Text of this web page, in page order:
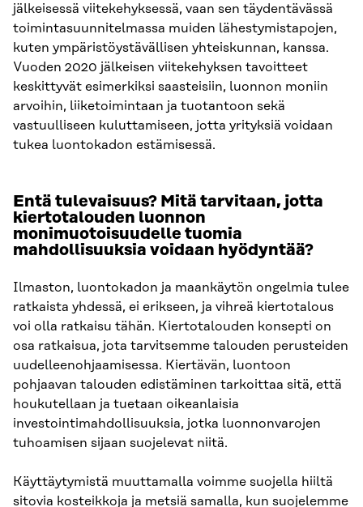
jälkeisessä viitekehyksessä, vaan sen täydentävässä
toimintasuunnitelmassa muiden lähestymistapojen,
kuten ympäristöystävällisen yhteiskunnan, kanssa.
Vuoden 2020 jälkeisen viitekehyksen tavoitteet
keskittyvät esimerkiksi saasteisiin, luonnon moniin
arvoihin, liiketoimintaan ja tuotantoon sekä
vastuulliseen kuluttamiseen, jotta yrityksiä voidaan
tukea luontokadon estämisessä.
Entä tulevaisuus? Mitä tarvitaan, jotta
kiertotalouden luonnon
monimuotoisuudelle tuomia
mahdollisuuksia voidaan hyödyntää?
Ilmaston, luontokadon ja maankäytön ongelmia tulee
ratkaista yhdessä, ei erikseen, ja vihreä kiertotalous
voi olla ratkaisu tähän. Kiertotalouden konsepti on
osa ratkaisua, jota tarvitsemme talouden perusteiden
uudelleenohjaamisessa. Kiertävän, luontoon
pohjaavan talouden edistäminen tarkoittaa sitä, että
houkutellaan ja tuetaan oikeanlaisia
investointimahdollisuuksia, jotka luonnonvarojen
tuhoamisen sijaan suojelevat niitä.
Käyttäytymistä muuttamalla voimme suojella hiiltä
sitovia kosteikkoja ja metsiä samalla, kun suojelemme